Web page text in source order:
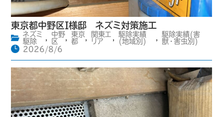
東京都中野区I様邸 ネズミ対策施工
ネズミ
駆除
,
中野
区
,
東京
都
,
関東エ
リア
,
駆除実績
(地域別)
,
駆除実績(害
獣・害虫別)
2026/8/6